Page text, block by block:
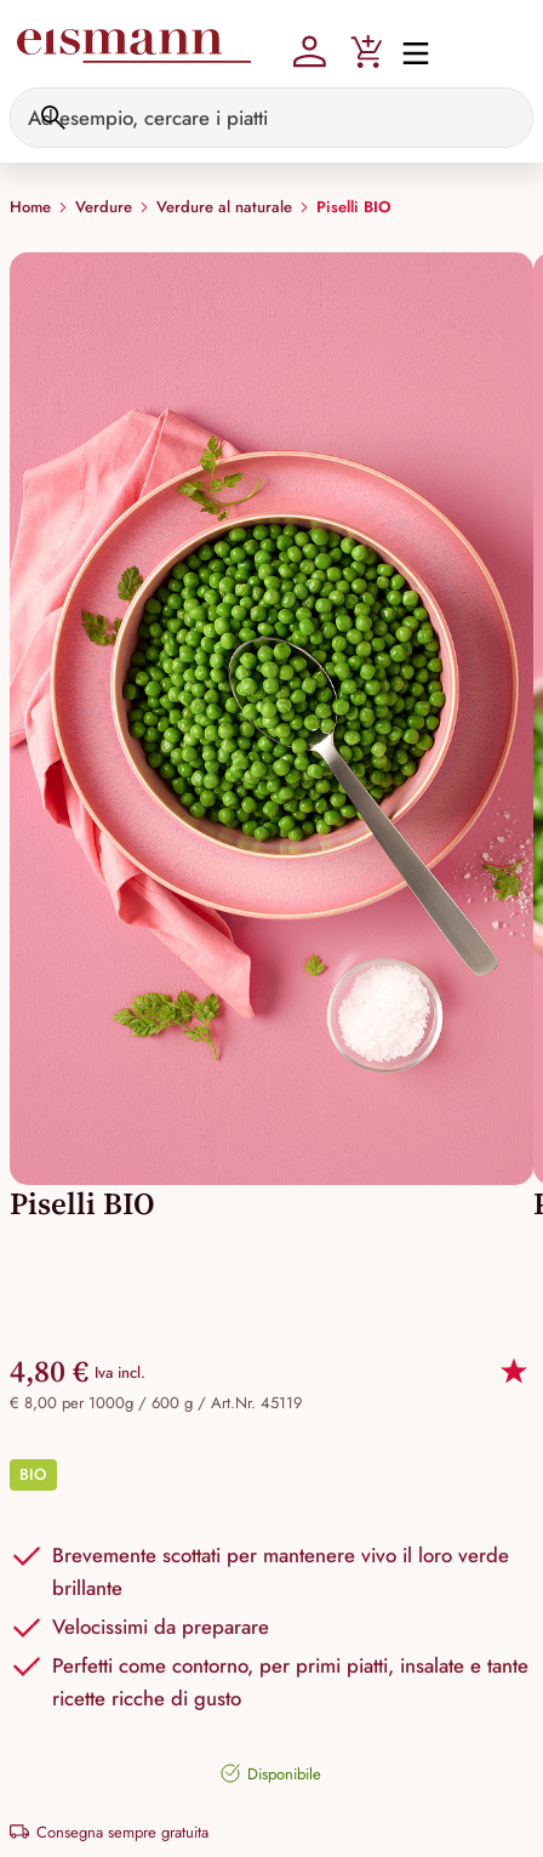
Home Verdure Verdure al naturale Piselli BIO
Piselli BIO
4,80 € Iva incl.
€ 8,00 per 1000g / 600 g / Art.Nr. 45119
BIO
Brevemente scottati per mantenere vivo il loro verde
brillante
Velocissimi da preparare
Perfetti come contorno, per primi piatti, insalate e tante
ricette ricche di gusto
Disponibile
Consegna sempre gratuita